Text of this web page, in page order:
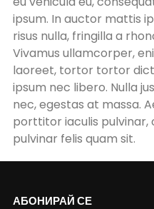
ipsum. In auctor mattis
risus nulla, fringilla a
Vivamus ullamcorper,
laoreet, tortor tortor
ipsum nec libero. Nulla
nec, egestas at massa.
porttitor iaculis pulvinar,
pulvinar felis quam sit.
АБОНИРАЙ СЕ